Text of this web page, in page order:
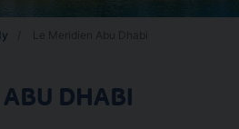
ABU DHABI